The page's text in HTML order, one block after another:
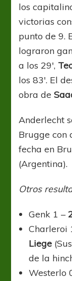
los
victorias
punto de 9.
lograron
a los 29′,
los 83′. El
obra de
Anderlecht
Brugge con
fecha en
(Argentina).
Otros
Genk 1 –
Charleroi
Liege
de la
Westerlo